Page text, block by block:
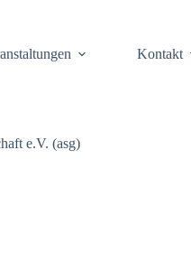
e.V. (asg)
Kontakt